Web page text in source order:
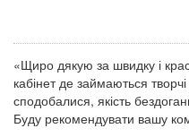
«Щиро дякую за швидку і
кабінет де займаються
сподобалися, якість
Буду рекомендувати вашу